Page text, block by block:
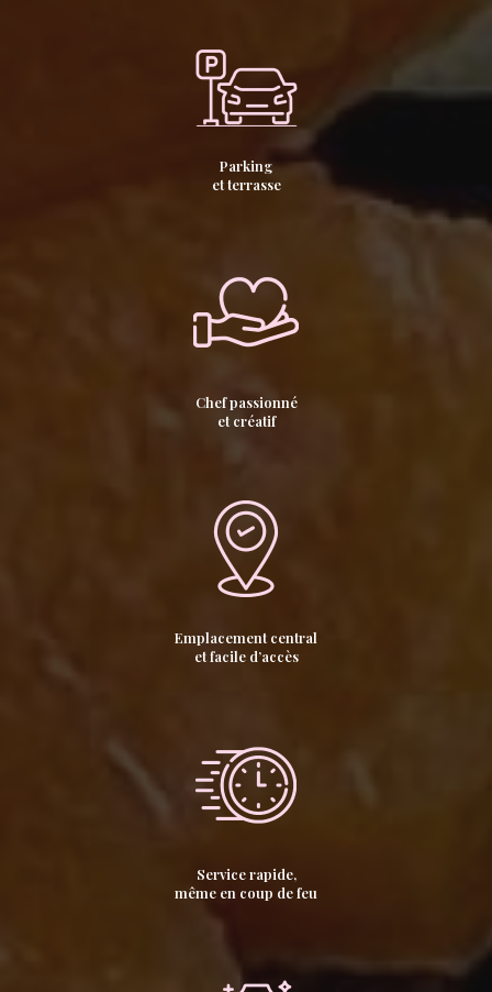
Parking
et terrasse
Chef passionné
et créatif
Emplacement central
et facile d’accès
Service rapide,
même en coup de feu